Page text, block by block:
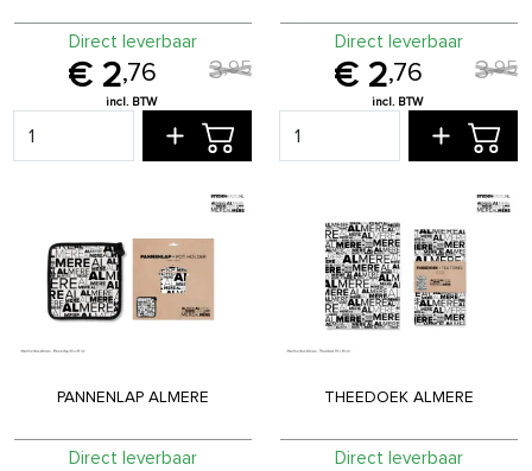
2,76 3,95
Direct leverbaar
2,76 3,95
Direct leverbaar
PANNENLAP ALMERE
Direct leverbaar
THEEDOEK ALMERE
Direct leverbaar